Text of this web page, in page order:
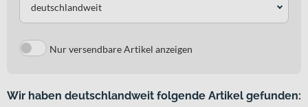
deutschlandweit
Nur versendbare Artikel anzeigen
Wir haben deutschlandweit folgende Artikel gefunden: